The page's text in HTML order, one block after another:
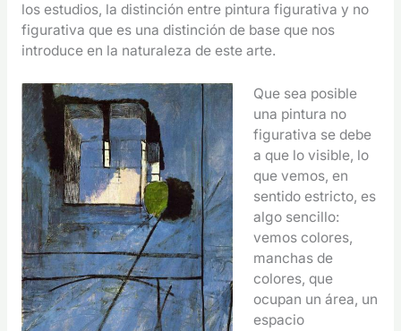
los estudios, la distinción entre pintura figurativa y no
figurativa que es una distinción de base que nos
introduce en la naturaleza de este arte.
Que sea posible
una pintura no
figurativa se debe
a que lo visible, lo
que vemos, en
sentido estricto, es
algo sencillo:
vemos colores,
manchas de
colores, que
ocupan un área, un
espacio